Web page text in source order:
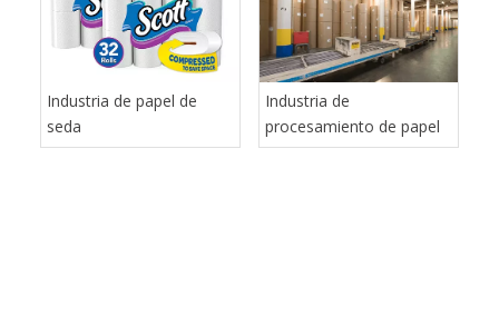
el tejido, la junta y las industrias de papel fino.
Incluyendo, pero no limitado: hojas de sierra de
troncos, ruedas de molienda CBN, cuchillas de
perforación y anvil, cuchillos de pañuelo, cuchillos de
empaque, knis de servilletas, cuchillo de corte
transversal, cuchillos de corte superior e inferior, etc.